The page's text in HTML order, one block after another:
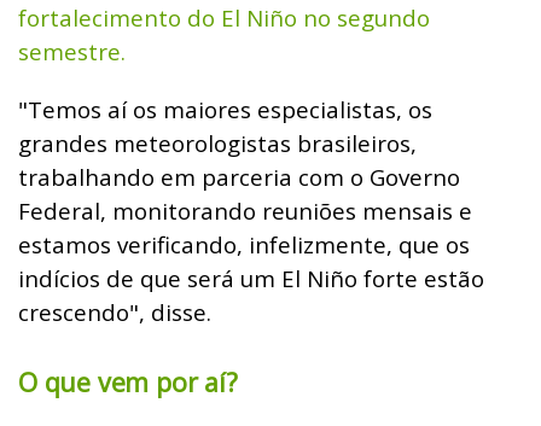
fortalecimento do El Niño no segundo
semestre.
"Temos aí os maiores especialistas, os
grandes meteorologistas brasileiros,
trabalhando em parceria com o Governo
Federal, monitorando reuniões mensais e
estamos verificando, infelizmente, que os
indícios de que será um El Niño forte estão
crescendo", disse.
O que vem por aí?